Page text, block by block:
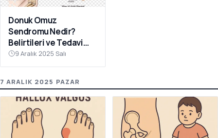
Donuk Omuz
Sendromu Nedir?
Belirtileri ve Tedavi
Yöntemleri
9 Aralık 2025 Salı
7 ARALIK 2025 PAZAR